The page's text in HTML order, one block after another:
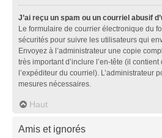
J’ai reçu un spam ou un courriel abusif
Le formulaire de courrier électronique du
sécurités pour suivre les utilisateurs qui
Envoyez à l’administrateur une copie
très important d’inclure l’en-tête (il
l’expéditeur du courriel). L’administrateur
mesures nécessaires.
Haut
Amis et ignorés